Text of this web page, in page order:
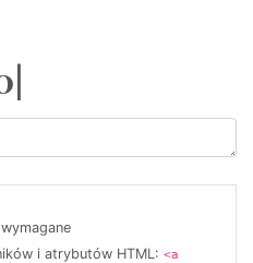
i atrybutów HTML: <a